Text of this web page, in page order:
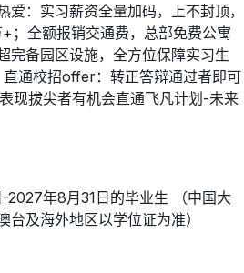
爱：实习薪资全量加码，上不封顶，
；全额报销交通费，总部免费公寓
完备园区设施，全方位保障实习生
通校招offer：转正答辩通过者即可
现拔尖者有机会直通飞凡计划-未来
2027年8月31日的毕业生 （中国大
台及海外地区以学位证为准）